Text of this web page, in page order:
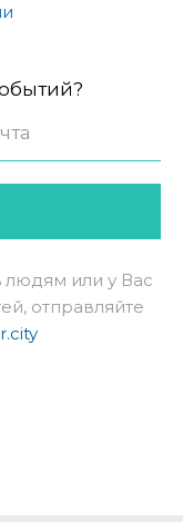
людям или у Вас
отправляйте